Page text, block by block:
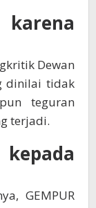
karena
Dewan
dinilai tidak
teguran
terjadi.
GEMPUR